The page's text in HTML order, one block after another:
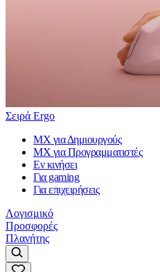
Σειρά Ergo
MX για Δημιουργούς
MX για Προγραμματιστές
Εν κινήσει
Για gaming
Για επιχειρήσεις
Λογισμικό
Προσφορές
Πλανήτης